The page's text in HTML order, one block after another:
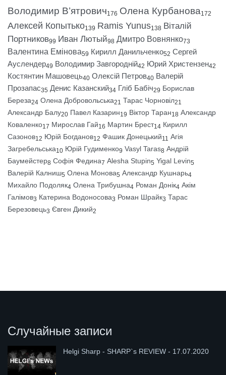
Володимир В’ятрович176 Олена Курбанова172
Алексей Копытько139 Ramis Yunus138 Віталій
Портников99 Иван Лютый98 Дмитро Вовнянко73
Валентина Емінова59 Кирилл Данильченко52 Сергей
Ауслендер49 Володимир Завгородній42 Юрий Христензен42
Костянтин Машовець40 Олексій Петров40 Валерій
Прозапас35 Денис Казанский34 Гліб Бабіч29 Борислав
Береза24 Олена Добровольська21 Тарас Чорновіл21
Александр Балу20 Павел Казарин19 Віктор Таран18 Александр
Коваленко17 Мирослав Гай16 Мартин Брест14 Кирилл
Сазонов12 Юрій Богданов12 Фашик Донецький11 Агія
Загребельська10 Юрій Гудименко9 Vasyl Taras8 Андрій
Баумейстер8 Софія Федина7 Alesha Stupin5 Yigal Levin5
Валерій Калниш5 Олена Монова5 Александр Кушнарь4
Михайло Подоляк4 Олена Трибушна4 Роман Донік4 Акім
Галімов3 Катерина Водоносова3 Роман Шрайк3 Тарас
Березовець3 Євген Дикий2
Случайные записи
Helgi Sharp - SHARP`s REVIEW - 17.07.2020